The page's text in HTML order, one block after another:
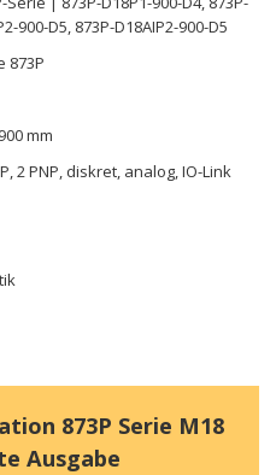
900-D5, 873P-D18AIP2-900-D5
873P
mm
2 PNP, diskret, analog, IO-Link
873P Serie M18
Ausgabe